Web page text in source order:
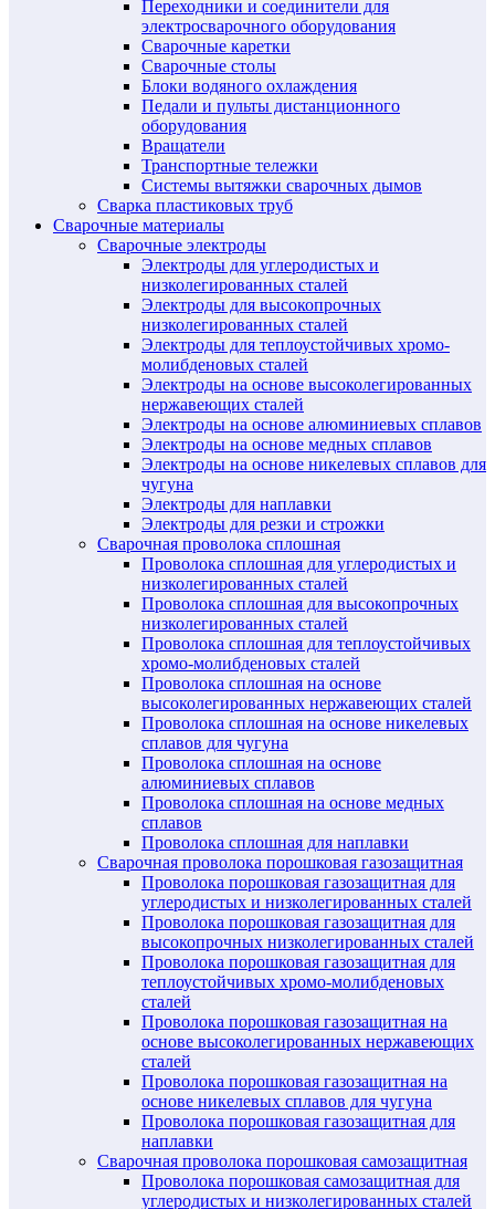
Переходники и соединители для
электросварочного оборудования
Сварочные каретки
Сварочные столы
Блоки водяного охлаждения
Педали и пульты дистанционного
оборудования
Вращатели
Транспортные тележки
Системы вытяжки сварочных дымов
Сварка пластиковых труб
Сварочные материалы
Сварочные электроды
Электроды для углеродистых и
низколегированных сталей
Электроды для высокопрочных
низколегированных сталей
Электроды для теплоустойчивых хромо-
молибденовых сталей
Электроды на основе высоколегированных
нержавеющих сталей
Электроды на основе алюминиевых сплавов
Электроды на основе медных сплавов
Электроды на основе никелевых сплавов для
чугуна
Электроды для наплавки
Электроды для резки и строжки
Сварочная проволока сплошная
Проволока сплошная для углеродистых и
низколегированных сталей
Проволока сплошная для высокопрочных
низколегированных сталей
Проволока сплошная для теплоустойчивых
хромо-молибденовых сталей
Проволока сплошная на основе
высоколегированных нержавеющих сталей
Проволока сплошная на основе никелевых
сплавов для чугуна
Проволока сплошная на основе
алюминиевых сплавов
Проволока сплошная на основе медных
сплавов
Проволока сплошная для наплавки
Сварочная проволока порошковая газозащитная
Проволока порошковая газозащитная для
углеродистых и низколегированных сталей
Проволока порошковая газозащитная для
высокопрочных низколегированных сталей
Проволока порошковая газозащитная для
теплоустойчивых хромо-молибденовых
сталей
Проволока порошковая газозащитная на
основе высоколегированных нержавеющих
сталей
Проволока порошковая газозащитная на
основе никелевых сплавов для чугуна
Проволока порошковая газозащитная для
наплавки
Сварочная проволока порошковая самозащитная
Проволока порошковая самозащитная для
углеродистых и низколегированных сталей